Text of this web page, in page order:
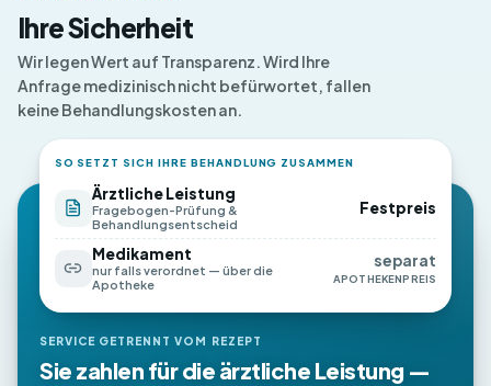
Ihre Sicherheit
Wir legen Wert auf Transparenz. Wird Ihre
Anfrage medizinisch nicht befürwortet, fallen
keine Behandlungskosten an.
SO SETZT SICH IHRE BEHANDLUNG ZUSAMMEN
Ärztliche Leistung
Fragebogen-Prüfung &
Behandlungsentscheid
Festpreis
Medikament
nur falls verordnet — über die
Apotheke
separat
APOTHEKENPREIS
SERVICE GETRENNT VOM REZEPT
Sie zahlen für die ärztliche Leistung —